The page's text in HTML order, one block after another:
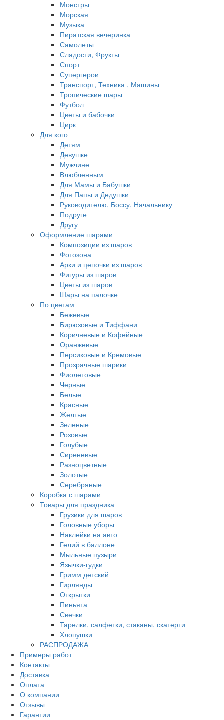
Монстры
Морская
Музыка
Пиратская вечеринка
Самолеты
Сладости, Фрукты
Спорт
Супергерои
Транспорт, Техника , Машины
Тропические шары
Футбол
Цветы и бабочки
Цирк
Для кого
Детям
Девушке
Мужчине
Влюбленным
Для Мамы и Бабушки
Для Папы и Дедушки
Руководителю, Боссу, Начальнику
Подруге
Другу
Оформление шарами
Композиции из шаров
Фотозона
Арки и цепочки из шаров
Фигуры из шаров
Цветы из шаров
Шары на палочке
По цветам
Бежевые
Бирюзовые и Тиффани
Коричневые и Кофейные
Оранжевые
Персиковые и Кремовые
Прозрачные шарики
Фиолетовые
Черные
Белые
Красные
Желтые
Зеленые
Розовые
Голубые
Сиреневые
Разноцветные
Золотые
Серебряные
Коробка с шарами
Товары для праздника
Грузики для шаров
Головные уборы
Наклейки на авто
Гелий в баллоне
Мыльные пузыри
Язычки-гудки
Гримм детский
Гирлянды
Открытки
Пиньята
Свечки
Тарелки, салфетки, стаканы, скатерти
Хлопушки
РАСПРОДАЖА
Примеры работ
Контакты
Доставка
Оплата
О компании
Отзывы
Гарантии